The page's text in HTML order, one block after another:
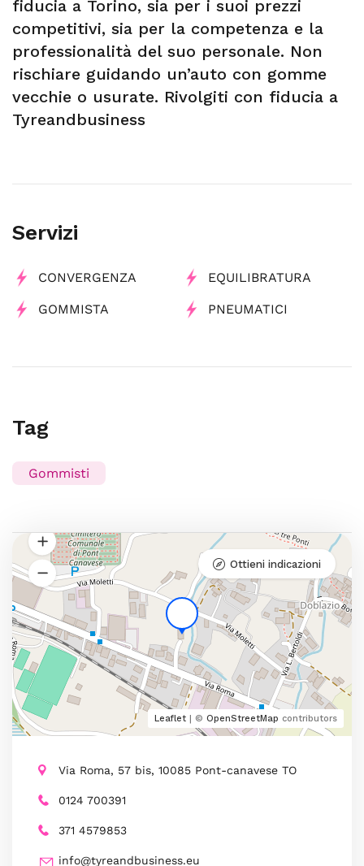
fiducia a Torino, sia per i suoi prezzi
competitivi, sia per la competenza e la
professionalità del suo personale. Non
rischiare guidando un’auto con gomme
vecchie o usurate. Rivolgiti con fiducia a
Tyreandbusiness
Servizi
CONVERGENZA EQUILIBRATURA
GOMMISTA PNEUMATICI
Tag
Gommisti
Leaflet | © OpenStreetMap contributors
Ottieni indicazioni
Via Roma, 57 bis, 10085 Pont-canavese TO
0124 700391
371 4579853
info@tyreandbusiness.eu